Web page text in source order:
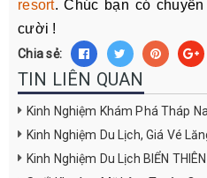
resort. Chúc bạn có
cười !
Chia sẻ:
TIN LIÊN QUAN
Kinh Nghiệm Khám Phá Tháp
Kinh Nghiệm Du Lịch, Giá Vé
Kinh Nghiệm Du Lịch BIỂN